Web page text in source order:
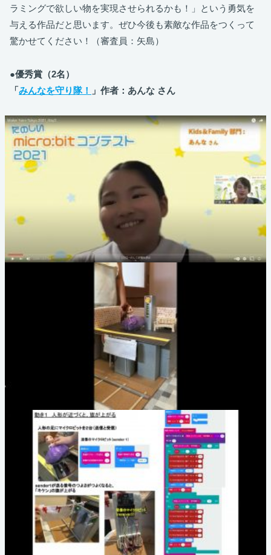
ラミングで欲しい物を実現させられるかも！」という勇気を
与える作品だと思います。ぜひ今後も素敵な作品をつくって
驚かせてください！（審査員：矢島）
●優秀賞（2名）
「みんなを守り隊！ 」作者：あんな さん